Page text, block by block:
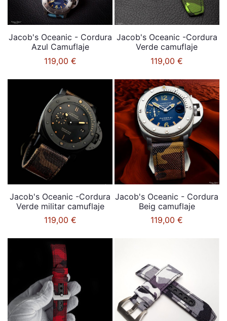
Jacob's Oceanic - Cordura
Azul Camuflaje
119,00 €
Jacob's Oceanic -Cordura
Verde camuflaje
119,00 €
Jacob's Oceanic -Cordura
Verde militar camuflaje
119,00 €
Jacob's Oceanic - Cordura
Beig camuflaje
119,00 €